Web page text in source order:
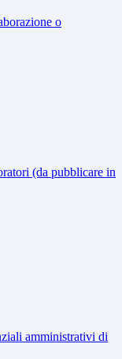
o
(da pubblicare in
amministrativi di